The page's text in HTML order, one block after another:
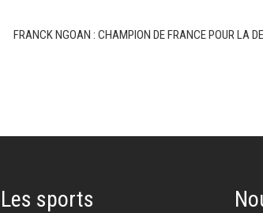
FRANCK NGOAN : CHAMPION DE FRANCE POUR LA
Les sports